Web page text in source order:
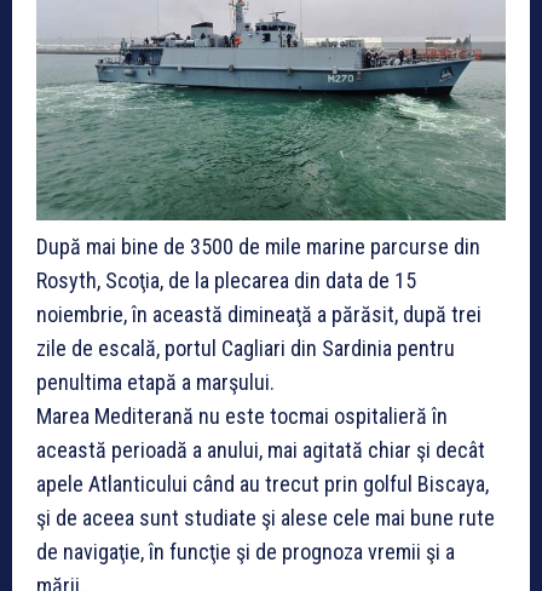
După mai bine de 3500 de mile marine parcurse din
Rosyth, Scoţia, de la plecarea din data de 15
noiembrie, în această dimineaţă a părăsit, după trei
zile de escală, portul Cagliari din Sardinia pentru
penultima etapă a marşului.
Marea Mediterană nu este tocmai ospitalieră în
această perioadă a anului, mai agitată chiar şi decât
apele Atlanticului când au trecut prin golful Biscaya,
şi de aceea sunt studiate şi alese cele mai bune rute
de navigaţie, în funcţie şi de prognoza vremii şi a
mării.